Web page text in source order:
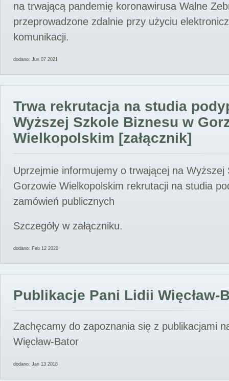
na trwającą pandemię koronawirusa Walne
przeprowadzone zdalnie przy użyciu
komunikacji.
dodano: Jun 07 2021
Trwa rekrutacja na studia
Wyższej Szkole Biznesu w
Wielkopolskim [załącznik]
Uprzejmie informujemy o trwającej na Wyższej
Gorzowie Wielkopolskim rekrutacji na studia
zamówień publicznych
Szczegóły w załączniku.
dodano: Feb 12 2020
Publikacje Pani Lidii Więcław-
Zachęcamy do zapoznania się z publikacjami
Więcław-Bator
dodano: Jan 13 2018